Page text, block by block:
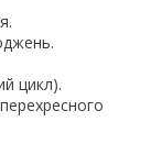
цикл).